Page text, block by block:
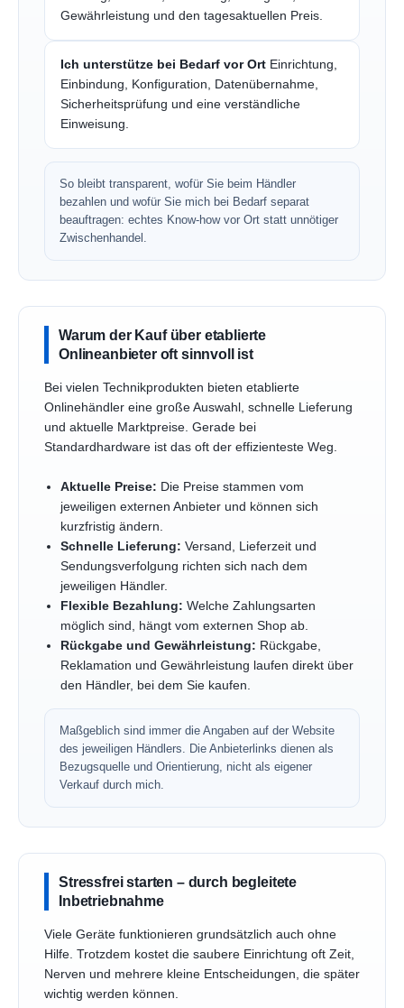
Gewährleistung und den tagesaktuellen Preis.
Ich unterstütze bei Bedarf vor Ort Einrichtung,
Einbindung, Konfiguration, Datenübernahme,
Sicherheitsprüfung und eine verständliche
Einweisung.
So bleibt transparent, wofür Sie beim Händler
bezahlen und wofür Sie mich bei Bedarf separat
beauftragen: echtes Know-how vor Ort statt unnötiger
Zwischenhandel.
Warum der Kauf über etablierte
Onlineanbieter oft sinnvoll ist
Bei vielen Technikprodukten bieten etablierte
Onlinehändler eine große Auswahl, schnelle Lieferung
und aktuelle Marktpreise. Gerade bei
Standardhardware ist das oft der effizienteste Weg.
Aktuelle Preise: Die Preise stammen vom
jeweiligen externen Anbieter und können sich
kurzfristig ändern.
Schnelle Lieferung: Versand, Lieferzeit und
Sendungsverfolgung richten sich nach dem
jeweiligen Händler.
Flexible Bezahlung: Welche Zahlungsarten
möglich sind, hängt vom externen Shop ab.
Rückgabe und Gewährleistung: Rückgabe,
Reklamation und Gewährleistung laufen direkt über
den Händler, bei dem Sie kaufen.
Maßgeblich sind immer die Angaben auf der Website
des jeweiligen Händlers. Die Anbieterlinks dienen als
Bezugsquelle und Orientierung, nicht als eigener
Verkauf durch mich.
Stressfrei starten – durch begleitete
Inbetriebnahme
Viele Geräte funktionieren grundsätzlich auch ohne
Hilfe. Trotzdem kostet die saubere Einrichtung oft Zeit,
Nerven und mehrere kleine Entscheidungen, die später
wichtig werden können.